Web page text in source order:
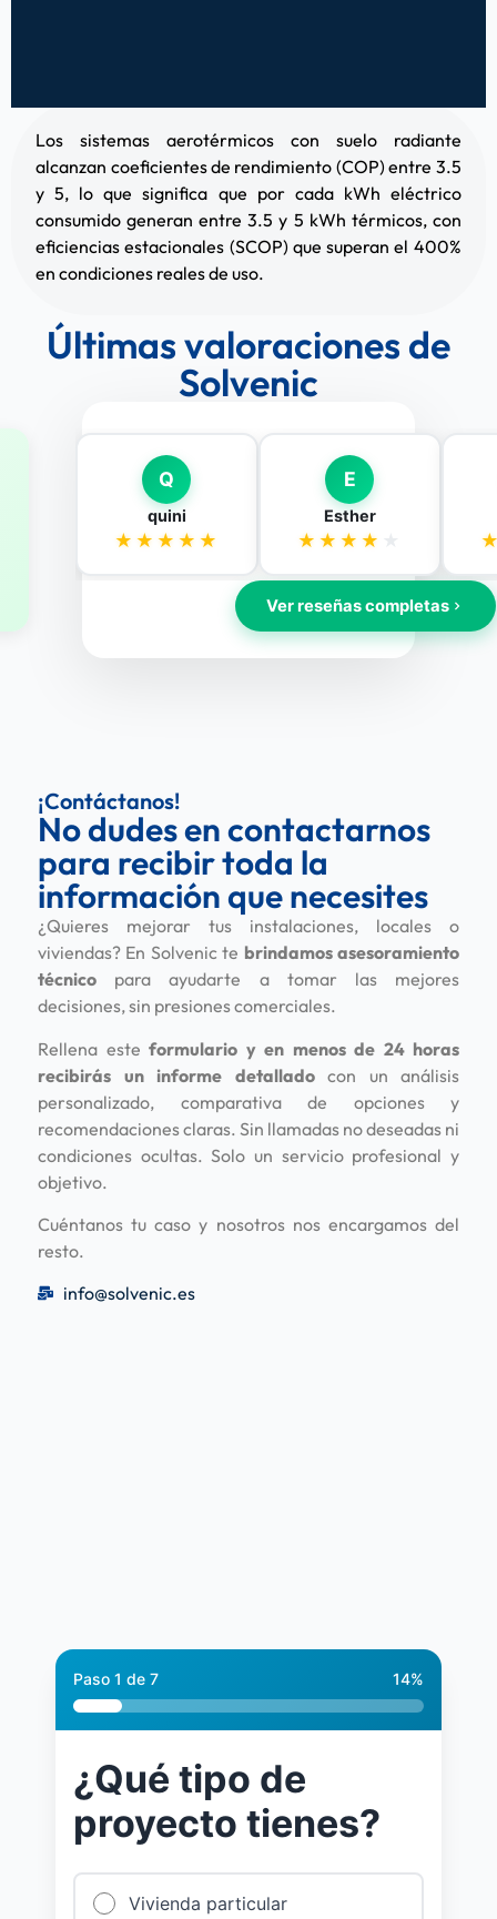
Los sistemas aerotérmicos con suelo radiante
alcanzan coeficientes de rendimiento (COP) entre 3.5
y 5, lo que significa que por cada kWh eléctrico
consumido generan entre 3.5 y 5 kWh térmicos, con
eficiencias estacionales (SCOP) que superan el 400%
en condiciones reales de uso.
Paso 1: La unidad exterior de la aerotermia extrae
energía térmica del aire ambiente (incluso a
temperaturas bajo cero) mediante el evaporador y el
compresor
Últimas valoraciones de
Solvenic
¡Contáctanos!
No dudes en contactarnos
para recibir toda la
información que necesites
¿Quieres mejorar tus instalaciones, locales o
viviendas? En Solvenic te brindamos asesoramiento
técnico para ayudarte a tomar las mejores
decisiones, sin presiones comerciales.
Rellena este formulario y en menos de 24 horas
recibirás un informe detalladocon un análisis
personalizado, comparativa de opciones y
recomendaciones claras. Sin llamadas no deseadas ni
condiciones ocultas. Solo un servicio profesional y
objetivo.
Cuéntanos tu caso y nosotros nos encargamos del
resto.
info@solvenic.es
Paso 1 de 7 14%
¿Qué tipo de
proyecto tienes?
Vivienda particular